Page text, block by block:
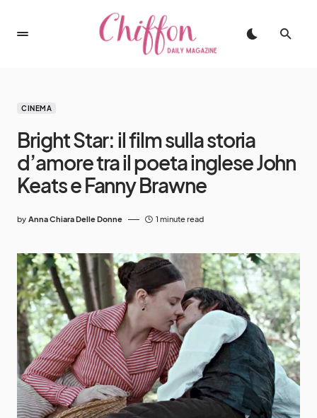
CINEMA
Bright Star: il film sulla storia
d’amore tra il poeta inglese John
Keats e Fanny Brawne
by Anna Chiara Delle Donne 1 minute read